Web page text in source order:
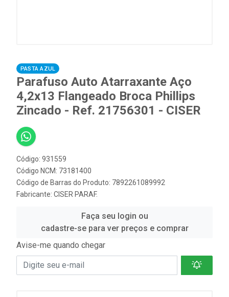
PASTA AZUL
Parafuso Auto Atarraxante Aço
4,2x13 Flangeado Broca Phillips
Zincado - Ref. 21756301 - CISER
Código: 931559
Código NCM: 73181400
Código de Barras do Produto: 7892261089992
Fabricante: CISER PARAF.
Faça seu login ou
cadastre-se para ver preços e comprar
Avise-me quando chegar